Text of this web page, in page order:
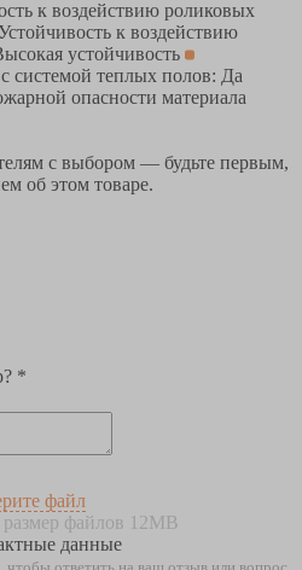
к воздействию роликовых
к воздействию
устойчивость
системой теплых полов: Да
опасности материала
с выбором — будьте первым,
об этом товаре.
*
файл
файлов 12MB
данные